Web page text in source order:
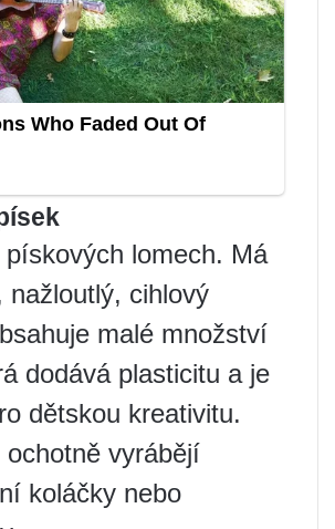
lomech. Má
nažloutlý, cihlový
malé množství
dodává plasticitu a je
dětskou kreativitu.
ochotně vyrábějí
koláčky nebo